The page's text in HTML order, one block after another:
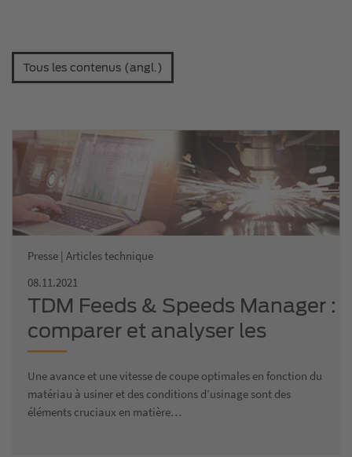
Tous les contenus (angl.)
Presse | Articles technique
08.11.2021
TDM Feeds & Speeds Manager :
comparer et analyser les
paramètres de coupe en toute
simplicité
Une avance et une vitesse de coupe optimales en fonction du
matériau à usiner et des conditions d’usinage sont des
éléments cruciaux en matière…